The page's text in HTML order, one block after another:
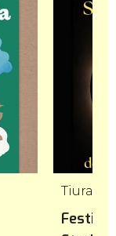
Tiurana